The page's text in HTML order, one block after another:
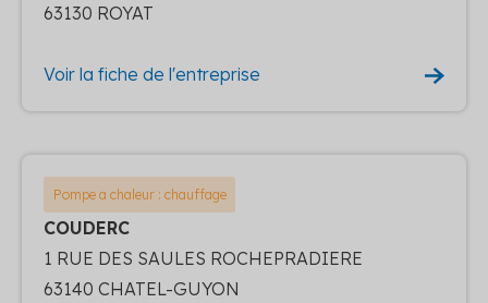
63130 ROYAT
Voir la fiche de l'entreprise
Pompe a chaleur : chauffage
COUDERC
1 RUE DES SAULES ROCHEPRADIERE
63140 CHATEL-GUYON